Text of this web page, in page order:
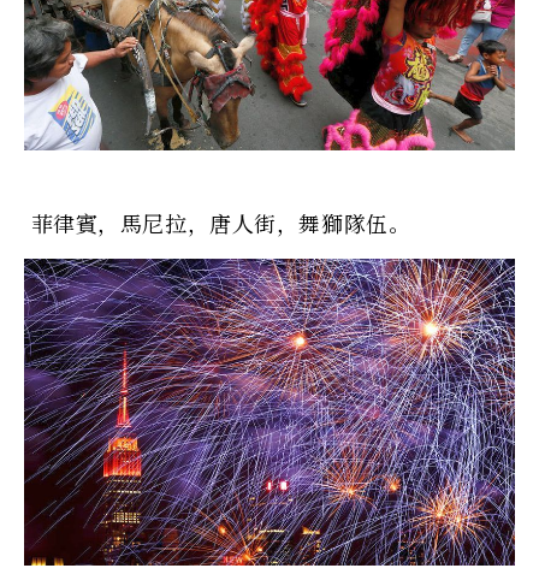
菲律賓，馬尼拉，唐人街，舞獅隊伍。